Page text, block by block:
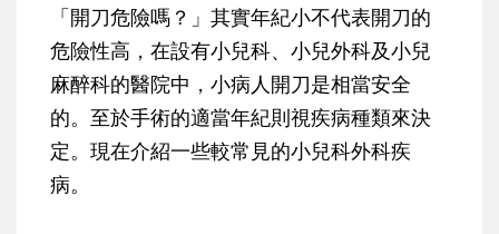
「開刀危險嗎？」其實年紀小不代表開刀的
危險性高，在設有小兒科、小兒外科及小兒
麻醉科的醫院中，小病人開刀是相當安全
的。至於手術的適當年紀則視疾病種類來決
定。現在介紹一些較常見的小兒科外科疾
病。